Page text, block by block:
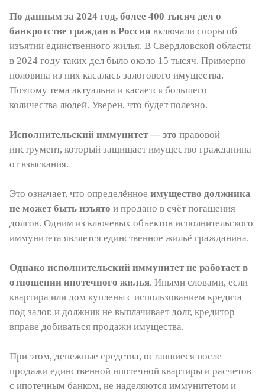
По данным за 2024 год, более 400 тысяч дел о
банкротстве граждан в России включали споры об
изъятии единственного жилья. В Свердловской области
в 2024 году таких дел было около 15 тысяч. Примерно
половина из них касалась залогового имущества.
Поэтому тема актуальна и касается большего
количества людей. Уверен, что будет полезно.
Исполнительский иммунитет — это правовой
инструмент, который защищает имущество гражданина
от взыскания.
Это означает, что определённое имущество должника
не может быть изъято и продано в счёт погашения
долгов. Одним из ключевых объектов исполнительского
иммунитета является единственное жильё гражданина.
Однако исполнительский иммунитет не работает в
отношении ипотечного жилья. Иными словами, если
квартира или дом куплены с использованием кредита
под залог, и должник не выплачивает долг, кредитор
вправе добиваться продажи имущества.
При этом, денежные средства, оставшиеся после
продажи единственной ипотечной квартиры и расчетов
с ипотечным банком, не наделяются иммунитетом и